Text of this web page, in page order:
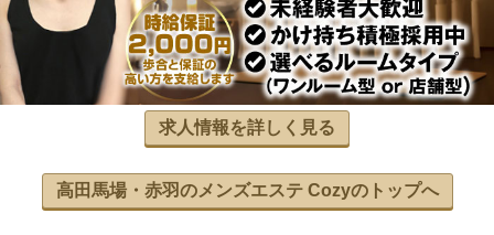
求人情報を詳しく見る
高田馬場・赤羽のメンズエステ Cozyのトップへ